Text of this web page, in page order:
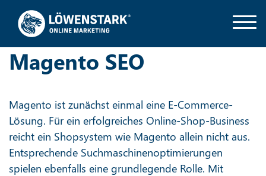
Magento SEO
Magento ist zunächst einmal eine E-Commerce-
Lösung. Für ein erfolgreiches Online-Shop-Business
reicht ein Shopsystem wie Magento allein nicht aus.
Entsprechende Suchmaschinenoptimierungen
spielen ebenfalls eine grundlegende Rolle. Mit